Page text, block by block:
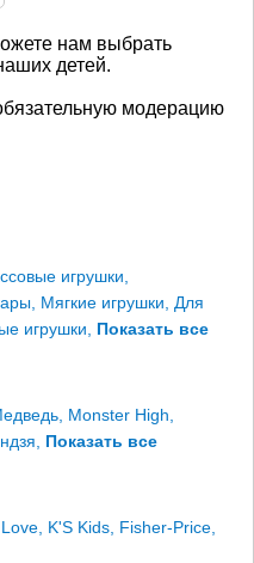
нам выбрать
детей.
модерацию
игрушки
Мягкие игрушки
Для
игрушки Показать все
Monster High
Показать все
K'S Kids Fisher-Price